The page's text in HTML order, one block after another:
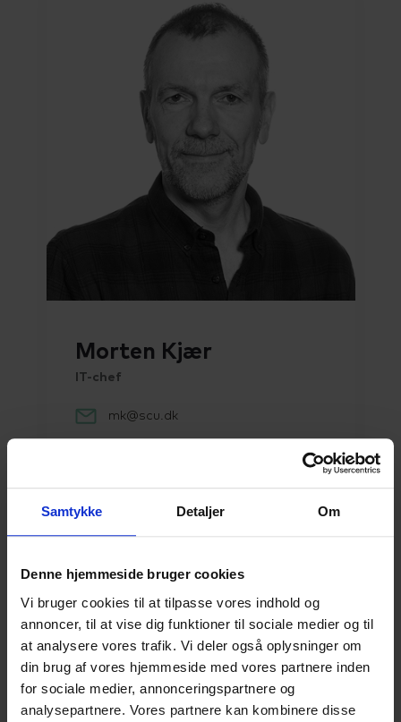
Samtykke Detaljer Om
Denne hjemmeside bruger cookies
Vi bruger cookies til at tilpasse vores indhold og
annoncer, til at vise dig funktioner til sociale medier og til
at analysere vores trafik. Vi deler også oplysninger om
din brug af vores hjemmeside med vores partnere inden
for sociale medier, annonceringspartnere og
analysepartnere. Vores partnere kan kombinere disse
Morten Kjær
IT-chef
mk@scu.dk
Højvangens Torv 2
8660 Skanderborg
Tlf: 87 93 30 20
Mail:info@scu.dk